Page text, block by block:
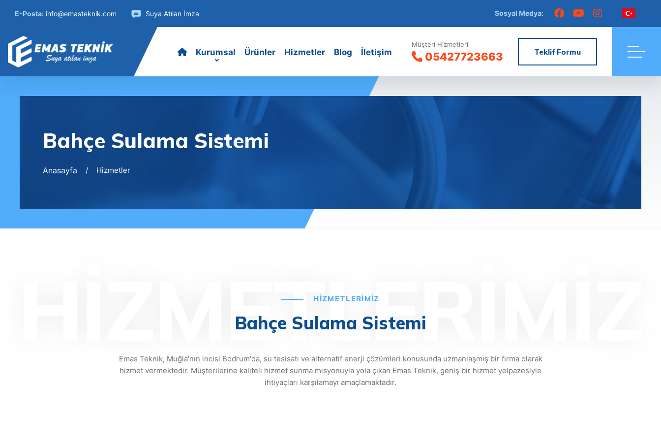
E-Posta: info@emasteknik.com Suya Atılan İmza Sosyal Medya:
Kurumsal Ürünler Hizmetler Blog İletişim
Müşteri Hizmetleri
05427723663 Teklif Formu
Bahçe Sulama Sistemi
Anasayfa Hizmetler
HİZMETLERİMİZ
HİZMETLERİMİZ
Bahçe Sulama Sistemi
Emas Teknik, Muğla'nın incisi Bodrum'da, su tesisatı ve alternatif enerji çözümleri konusunda uzmanlaşmış bir firma olarak
hizmet vermektedir. Müşterilerine kaliteli hizmet sunma misyonuyla yola çıkan Emas Teknik, geniş bir hizmet yelpazesiyle
ihtiyaçları karşılamayı amaçlamaktadır.